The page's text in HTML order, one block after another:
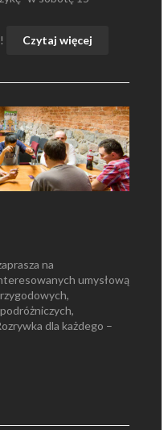
Czytaj więcej
na
umysłową
dla każdego –